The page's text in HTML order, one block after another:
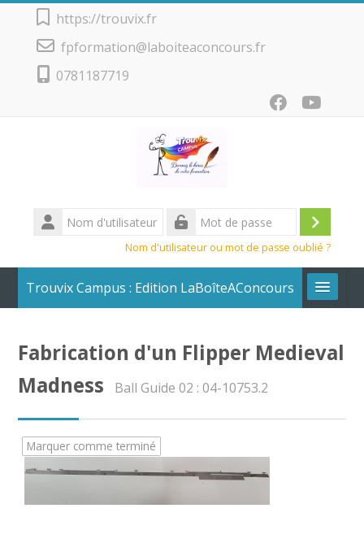
Passer au contenu principal
https://trouvix.fr
fpformation@laboiteaconcours.fr
0781187719
Nom
d'utilisateur
Nom d'utilisateur ou mot de passe oublié ?
Trouvix Campus : Edition LaBoîteAConcours
Autres Concours
Fabrication d'un Flipper Medieval
Madness
Ball Guide 02 : 04-10753.2
Marquer comme terminé